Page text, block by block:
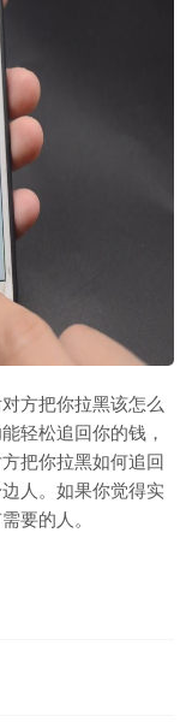
方把你拉黑该怎么
轻松追回你的钱，
把你拉黑如何追回
人。如果你觉得实
要的人。